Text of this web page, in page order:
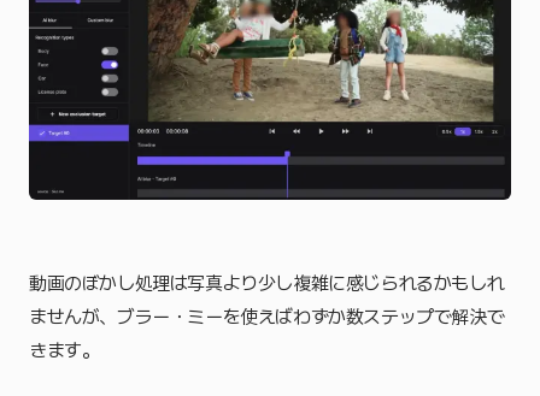
動画のぼかし処理は写真より少し複雑に感じられるかもしれ
ませんが、ブラー・ミーを使えばわずか数ステップで解決で
きます。